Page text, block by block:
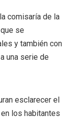
comisaría de la
se
y también con
una serie de
esclarecer el
los habitantes